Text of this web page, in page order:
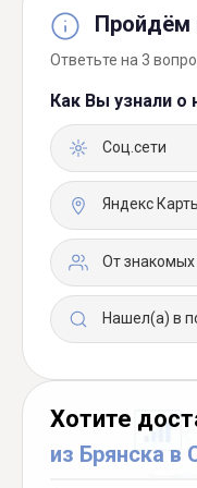
Пройдём
Ответьте на 3
Как Вы узнали о
Соц.сети
Яндекс
От знакомых
Нашел(а) в
Хотите
из Брянска в